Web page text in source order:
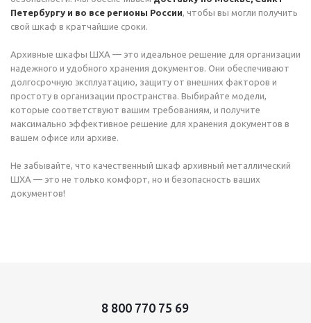
Петербургу и во все регионы России, чтобы вы могли получить
свой шкаф в кратчайшие сроки.
Архивные шкафы ШХА — это идеальное решение для организации
надежного и удобного хранения документов. Они обеспечивают
долгосрочную эксплуатацию, защиту от внешних факторов и
простоту в организации пространства. Выбирайте модели,
которые соответствуют вашим требованиям, и получите
максимально эффективное решение для хранения документов в
вашем офисе или архиве.
Не забывайте, что качественный шкаф архивный металлический
ШХА — это не только комфорт, но и безопасность ваших
документов!
8 800 770 75 69